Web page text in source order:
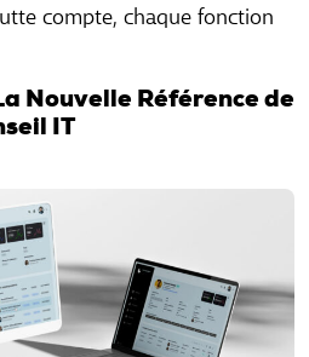
compte, chaque fonction
Nouvelle Référence de
IT